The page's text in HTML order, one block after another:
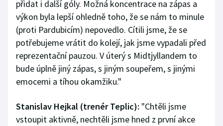
přidat i další góly. Možná koncentrace na zápas a
výkon byla lepší ohledně toho, že se nám to minule
(proti Pardubicím) nepovedlo. Cítili jsme, že se
potřebujeme vrátit do kolejí, jak jsme vypadali před
reprezentační pauzou. V úterý s Midtjyllandem to
bude úplně jiný zápas, s jiným soupeřem, s jinými
emocemi a tíhou okamžiku."
Stanislav Hejkal (trenér Teplic): "Chtěli jsme
vstoupit aktivně, nechtěli jsme hned z první akce